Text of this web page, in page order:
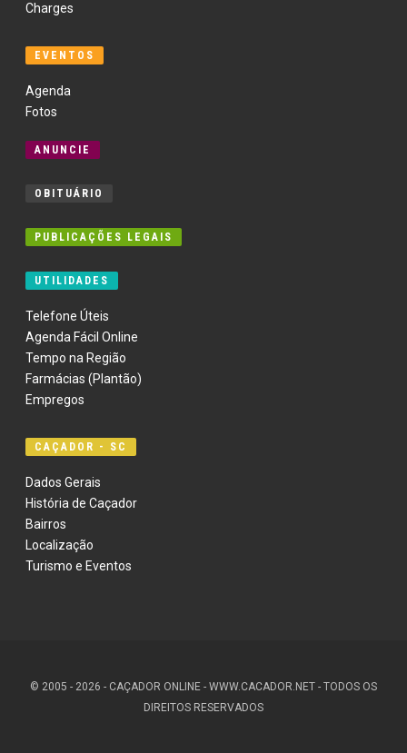
Charges
EVENTOS
Agenda
Fotos
ANUNCIE
OBITUÁRIO
PUBLICAÇÕES LEGAIS
UTILIDADES
Telefone Úteis
Agenda Fácil Online
Tempo na Região
Farmácias (Plantão)
Empregos
CAÇADOR - SC
Dados Gerais
História de Caçador
Bairros
Localização
Turismo e Eventos
© 2005 - 2026 - CAÇADOR ONLINE - WWW.CACADOR.NET - TODOS OS
DIREITOS RESERVADOS